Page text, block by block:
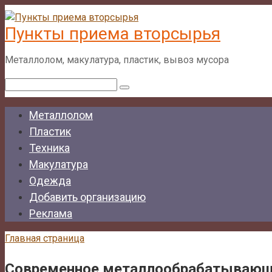
Перейти
к
контенту
Пункты приема вторсырья
Металлолом, макулатура, пластик, вывоз мусора
Металлолом
Пластик
Техника
Макулатура
Одежда
Добавить организацию
Реклама
Главная страница